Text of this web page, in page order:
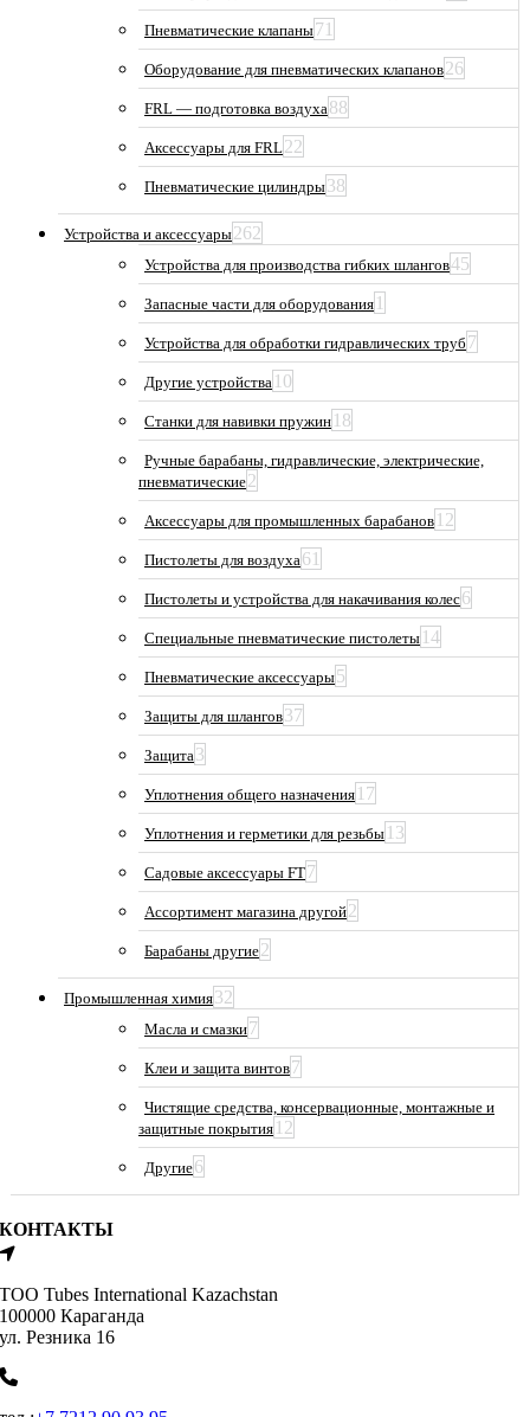
Пневматические клапаны71
Оборудование для пневматических клапанов26
FRL — подготовка воздуха88
Аксессуары для FRL22
Пневматические цилиндры38
Устройства и аксессуары262
Устройства для производства гибких шлангов45
Запасные части для оборудования 1
Устройства для обработки гидравлических труб 7
Другие устройства 10
Станки для навивки пружин 18
Ручные барабаны, гидравлические, электрические,
пневматические2
Аксессуары для промышленных барабанов 12
Пистолеты для воздуха61
Пистолеты и устройства для накачивания колес6
Специальные пневматические пистолеты 14
Пневматические аксессуары5
Защиты для шлангов37
Защита3
Уплотнения общего назначения 17
Уплотнения и герметики для резьбы 13
Садовые аксессуары FT7
Ассортимент магазина другой2
Барабаны другие2
Промышленная химия32
Масла и смазки7
Клеи и защита винтов7
Чистящие средства, консервационные, монтажные и
защитные покрытия 12
Другие6
КОНТАКТЫ
ТОО Tubes International Kazachstan
100000 Караганда
ул. Резника 16